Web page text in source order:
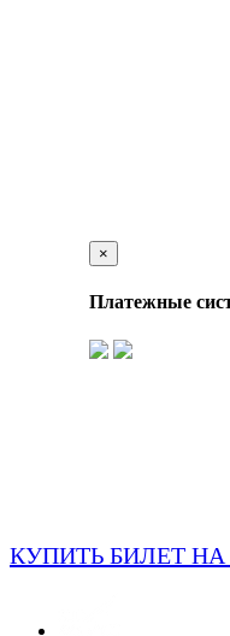
×
Платежные
КУПИТЬ БИЛЕТ